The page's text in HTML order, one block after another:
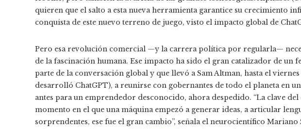
quieren que el salto a esta nueva herramienta garantice su crecimiento
conquista de este nuevo terreno de juego, visto el impacto global de
Pero esa revolución comercial —y la carrera política por regularla—
de la fascinación humana. Ese impacto ha sido el gran catalizador de un
parte de la conversación global y que llevó a Sam Altman, hasta el
desarrolló ChatGPT), a reunirse con gobernantes de todo el planeta en
antes para un emprendedor desconocido, ahora despedido. “La clave
momento en el que una máquina empezó a generar ideas, a articular
sorprendentes, ese fue el gran cambio”, señala el neurocientífico